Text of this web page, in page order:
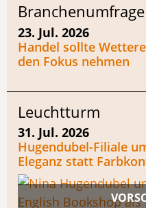
Branchenumfrage
23. Jul. 2026
Handel sollte
den Fokus nehmen
Leuchtturm
31. Jul. 2026
Hugendubel-Filiale
Eleganz statt